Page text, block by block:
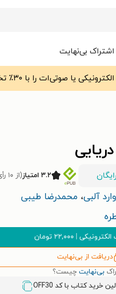
اشتراک بی‌نهایت
۳.۲ امتیاز (از ۱۰ رأی)
آلبی، محمدرضا طیبی
| ۲۲,۰۰۰ تومان
دریافت از بی‌نهایت
بی‌نهایت چیست؟
OFF30